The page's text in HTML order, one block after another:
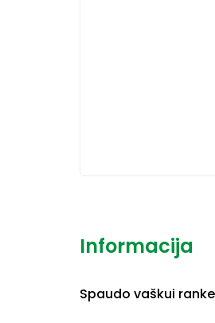
Informacija
Spaudo vaškui